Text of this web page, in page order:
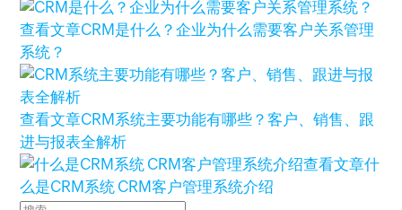
查看文章CRM是什么？企业为什么需要客户关系管理
系统？
查看文章CRM系统主要功能有哪些？客户、销售、跟
进与报表全解析
查看文章什
么是CRM系统 CRM客户管理系统介绍